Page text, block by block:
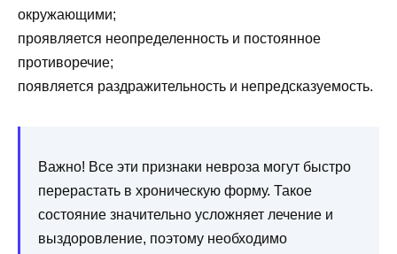
окружающими;
проявляется неопределенность и постоянное
противоречие;
появляется раздражительность и непредсказуемость.
Важно! Все эти признаки невроза могут быстро
перерастать в хроническую форму. Такое
состояние значительно усложняет лечение и
выздоровление, поэтому необходимо